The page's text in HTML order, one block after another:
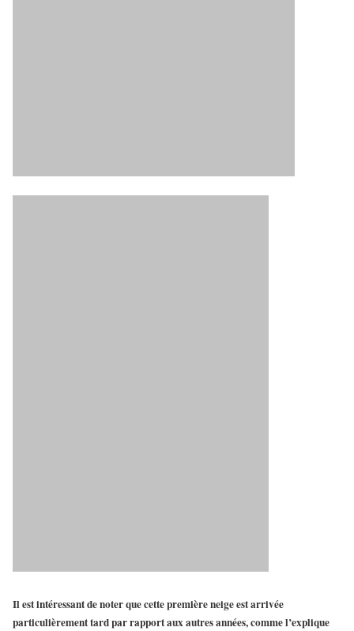
Il est intéressant de noter que cette première neige est arrivée
particulièrement tard par rapport aux autres années, comme l’explique